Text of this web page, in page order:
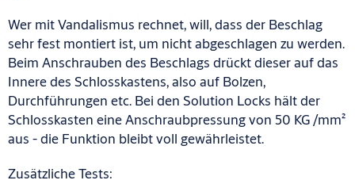
Wer mit Vandalismus rechnet, will, dass der Beschlag
sehr fest montiert ist, um nicht abgeschlagen zu werden.
Beim Anschrauben des Beschlags drückt dieser auf das
Innere des Schlosskastens, also auf Bolzen,
Durchführungen etc. Bei den Solution Locks hält der
Schlosskasten eine Anschraubpressung von 50 KG /mm²
aus - die Funktion bleibt voll gewährleistet.
Zusätzliche Tests: